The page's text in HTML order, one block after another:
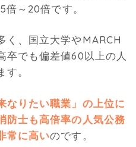
倍～20倍です。
く、国立大学やMARCH
卒でも偏差値60以上の人
。
なりたい職業」の上位に
防士も高倍率の人気公務
常に高いのです。